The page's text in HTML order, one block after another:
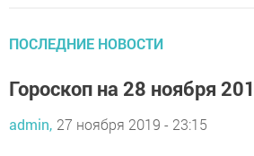
ПОСЛЕДНИЕ НОВОСТИ
Гороскоп на 28 ноября
admin, 27 ноября 2019 - 23:15